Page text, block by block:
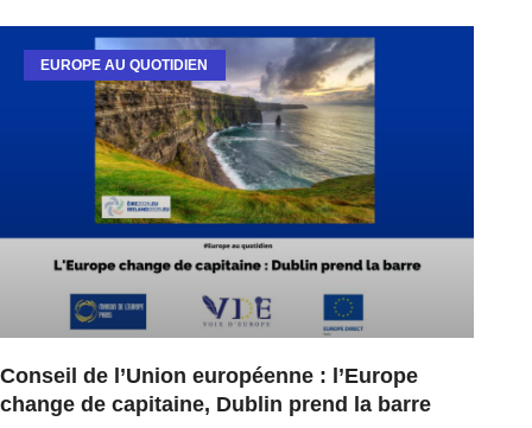
EUROPE AU QUOTIDIEN
Conseil de l’Union européenne : l’Europe
change de capitaine, Dublin prend la barre